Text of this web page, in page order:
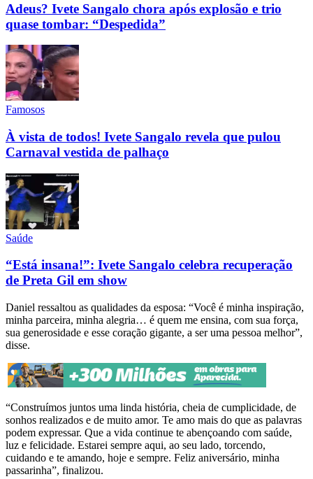
Adeus? Ivete Sangalo chora após explosão e trio
quase tombar: “Despedida”
Famosos
À vista de todos! Ivete Sangalo revela que pulou
Carnaval vestida de palhaço
Saúde
“Está insana!”: Ivete Sangalo celebra recuperação
de Preta Gil em show
Daniel ressaltou as qualidades da esposa: “Você é minha inspiração,
minha parceira, minha alegria… é quem me ensina, com sua força,
sua generosidade e esse coração gigante, a ser uma pessoa melhor”,
disse.
“Construímos juntos uma linda história, cheia de cumplicidade, de
sonhos realizados e de muito amor. Te amo mais do que as palavras
podem expressar. Que a vida continue te abençoando com saúde,
luz e felicidade. Estarei sempre aqui, ao seu lado, torcendo,
cuidando e te amando, hoje e sempre. Feliz aniversário, minha
passarinha”, finalizou.